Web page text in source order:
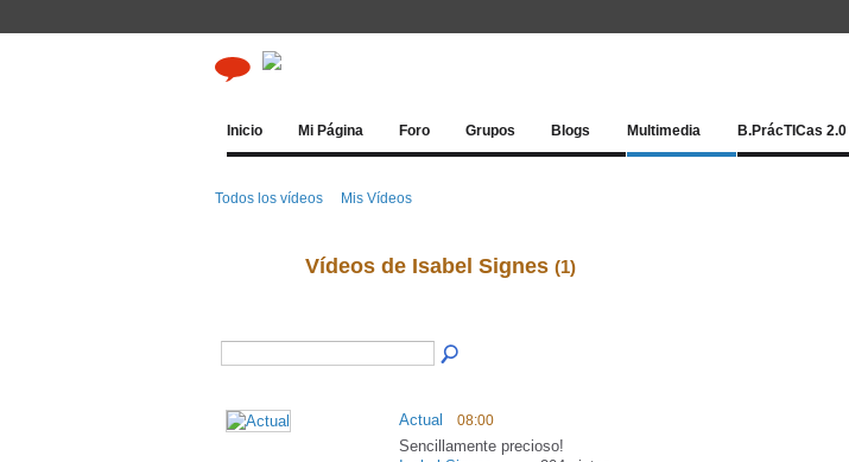
Inicio Mi Página Foro Grupos Blogs Multimedia B.PrácTICas 2.0
Todos los vídeos Mis Vídeos
Vídeos de Isabel Signes (1)
Actual 08:00
Sencillamente precioso!